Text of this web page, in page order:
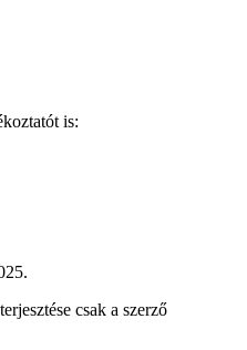
is:
csak a szerző